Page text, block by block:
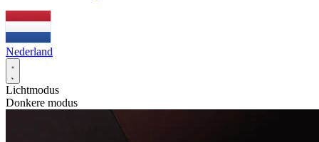
Nederland
Lichtmodus
Donkere modus